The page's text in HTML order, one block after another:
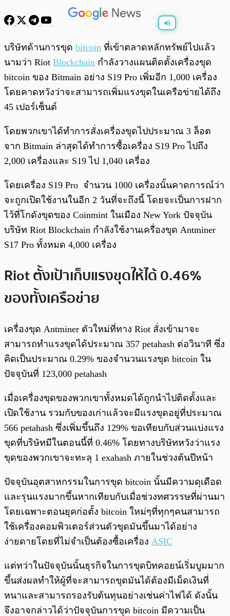
พร้อมเล่น 0:00/ 0:00
บริษัทด้านการขุด bitcoin ที่เข้าตลาดหลักทรัพย์ไปแล้ว
นามว่า Riot Blockchain กำลังวางแผนติดตั้งเครื่องขุด
bitcoin ของ Bitmain อย่าง S19 Pro เพิ่มอีก 1,000 เครื่อง
โดยคาดหวังว่าจะสามารถเพิ่มแรงขุดในเครือข่ายได้ถึง
45 เปอร์เซ็นต์
โดยพวกเขาได้ทำการสั่งเครื่องขุดไปประมาณ 3 ล็อต
จาก Bitmain ล่าสุดได้ทำการซื้อเครื่อง S19 Pro ไปถึง
2,000 เครื่องและ S19 ไป 1,040 เครื่อง
โดยเครื่อง S19 Pro จำนวน 1000 เครื่องนั้นคาดการณ์ว่า
จะถูกเปิดใช้งานในอีก 2 วันที่จะถึงนี้ โดยจะเป็นการฝาก
ไว้ที่โกดังขุดของ Coinmint ในเมือง New York ปัจจุบัน
บริษัท Riot Blockchain กำลังใช้งานเครื่องขุด Antminer
S17 Pro ทั้งหมด 4,000 เครื่อง
Riot ตั้งเป้าเก็บแรงขุดให้ได้ 0.46%
ของทั้งเครือข่าย
เครื่องขุด Antminer ตัวใหม่ที่ทาง Riot สั่งเข้ามาจะ
สามารถทำแรงขุดได้ประมาณ 357 petahash ต่อวินาที ซึ่ง
คิดเป็นประมาณ 0.29% ของจำนวนแรงขุด bitcoin ใน
ปัจจุบันที่ 123,000 petahash
เมื่อเครื่องขุดของพวกเขาทั้งหมดได้ถูกนำไปติดตั้งและ
เปิดใช้งาน รวมกับของเก่าแล้วจะมีแรงขุดอยู่ที่ประมาณ
566 petahash ซึ่งเพิ่มขึ้นถึง 129% ขอเทียบกับส่วนแบ่งแรง
ขุดที่บริษัทมีในตอนนี้ที่ 0.46% โดยทางบริษัทหวังว่าแรง
ขุดของพวกเขาจะทะลุ 1 exahash ภายในช่วงต้นปีหน้า
ปัจจุบันอุตสาหกรรมในการขุด bitcoin นั้นมีความดุเดือด
และรุนแรงมากขึ้นหากเทียบกับเมื่อช่วงทศวรรษที่ผ่านมา
โดยเฉพาะตอนยุคก่อตั้ง bitcoin ใหม่ๆที่ทุกๆคนสามารถ
ใช้เครื่องคอมพิวเตอร์ส่วนตัวขุดมันขึ้นมาได้อย่าง
ง่ายดายโดยที่ไม่จำเป็นต้องซื้อเครื่อง ASIC
แต่ทว่าในปัจจุบันนั้นธุรกิจในการขุดบิทคอยน์เริ่มบูมมาก
ขึ้นส่งผลทำให้ผู้ที่จะสามารถขุดมันได้ต้องมีเม็ดเงินที่
หนาและสามารถรองรับต้นทุนอย่างเช่นค่าไฟได้ ดังนั้น
จึงอาจกล่าวได้ว่าปัจจุบันการขุด bitcoin มีความเป็น